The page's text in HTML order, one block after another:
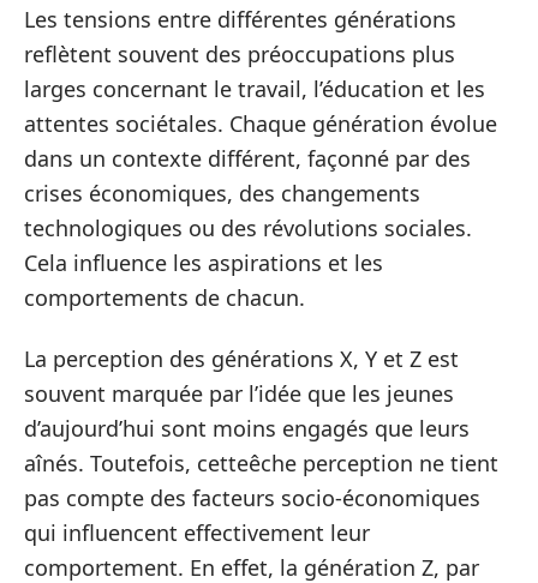
Les tensions entre différentes générations
reflètent souvent des préoccupations plus
larges concernant le travail, l’éducation et les
attentes sociétales. Chaque génération évolue
dans un contexte différent, façonné par des
crises économiques, des changements
technologiques ou des révolutions sociales.
Cela influence les aspirations et les
comportements de chacun.
La perception des générations X, Y et Z est
souvent marquée par l’idée que les jeunes
d’aujourd’hui sont moins engagés que leurs
aînés. Toutefois, cetteêche perception ne tient
pas compte des facteurs socio-économiques
qui influencent effectivement leur
comportement. En effet, la génération Z, par